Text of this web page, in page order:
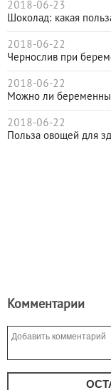
2018-06-23
Шоколад: какая
2018-06-22
Чернослив при
2018-06-22
Можно ли
2018-06-22
Польза овощей для
Комментарии